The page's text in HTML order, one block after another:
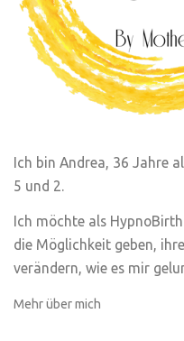
Ich bin Andrea, 36 Jahre
5 und 2.
Ich möchte als
die Möglichkeit geben,
verändern, wie es mir
Mehr über mich